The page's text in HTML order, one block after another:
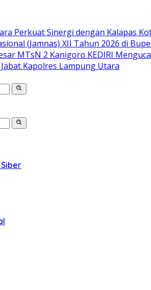
Perkuat Sinergi dengan Kalapas
(Jamnas) XII Tahun 2026 di
MTsN 2 Kanigoro KEDIRI
Kapolres Lampung Utara